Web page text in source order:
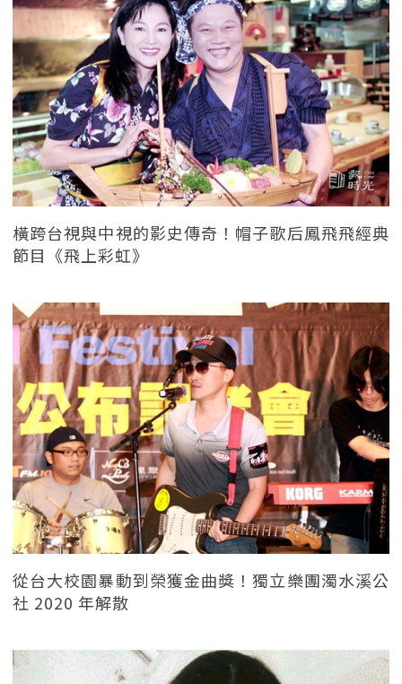
橫跨台視與中視的影史傳奇！帽子歌后鳳飛飛經典
節目《飛上彩虹》
從台大校園暴動到榮獲金曲獎！獨立樂團濁水溪公
社 2020 年解散